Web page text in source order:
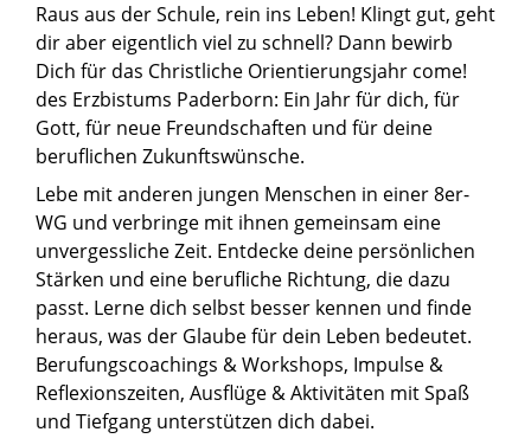
Raus aus der Schule, rein ins Leben! Klingt gut, geht
dir aber eigentlich viel zu schnell? Dann bewirb
Dich für das Christliche Orientierungsjahr come!
des Erzbistums Paderborn: Ein Jahr für dich, für
Gott, für neue Freundschaften und für deine
beruflichen Zukunftswünsche.
Lebe mit anderen jungen Menschen in einer 8er-
WG und verbringe mit ihnen gemeinsam eine
unvergessliche Zeit. Entdecke deine persönlichen
Stärken und eine berufliche Richtung, die dazu
passt. Lerne dich selbst besser kennen und finde
heraus, was der Glaube für dein Leben bedeutet.
Berufungscoachings & Workshops, Impulse &
Reflexionszeiten, Ausflüge & Aktivitäten mit Spaß
und Tiefgang unterstützen dich dabei.